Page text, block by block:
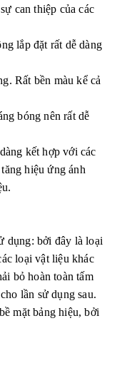
can thiệp của các
lắp đặt rất dễ dàng
Rất bền màu kể cả
bóng nên rất dễ
kết hợp với các
hiệu ứng ánh
bởi đây là loại
loại vật liệu khác
bỏ hoàn toàn tấm
lần sử dụng sau.
mặt bảng hiệu, bởi